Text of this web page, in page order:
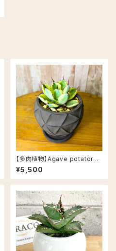
【多肉植物】Agave potatoru
m "Super crown" アガベ ス
ーパークラウン 3.5号 セメント
飾り鉢(皿付き) 鉢カラー/ブラッ
¥5,500